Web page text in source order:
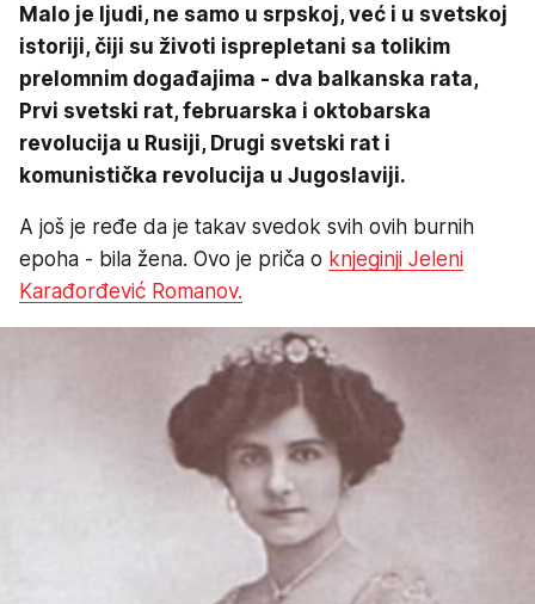
Malo je ljudi, ne samo u srpskoj, već i u svetskoj
istoriji, čiji su životi isprepletani sa tolikim
prelomnim događajima - dva balkanska rata,
Prvi svetski rat, februarska i oktobarska
revolucija u Rusiji, Drugi svetski rat i
komunistička revolucija u Jugoslaviji.
A još je ređe da je takav svedok svih ovih burnih
epoha - bila žena. Ovo je priča o knjeginji Jeleni
Karađorđević Romanov.